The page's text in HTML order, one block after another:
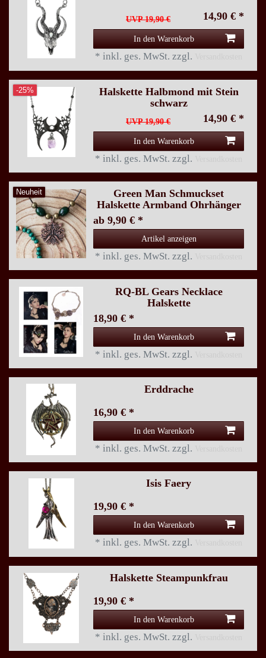
UVP 19,90 € 14,90 € *
In den Warenkorb
* inkl. ges. MwSt. zzgl.
-25%
Halskette Halbmond mit Stein
schwarz
UVP 19,90 € 14,90 € *
In den Warenkorb
* inkl. ges. MwSt. zzgl.
Neuheit
Green Man Schmuckset
Halskette Armband Ohrhänger
ab 9,90 € *
Artikel anzeigen
* inkl. ges. MwSt. zzgl.
RQ-BL Gears Necklace
Halskette
18,90 € *
In den Warenkorb
* inkl. ges. MwSt. zzgl.
Erddrache
16,90 € *
In den Warenkorb
* inkl. ges. MwSt. zzgl.
Isis Faery
19,90 € *
In den Warenkorb
* inkl. ges. MwSt. zzgl.
Halskette Steampunkfrau
19,90 € *
In den Warenkorb
* inkl. ges. MwSt. zzgl.